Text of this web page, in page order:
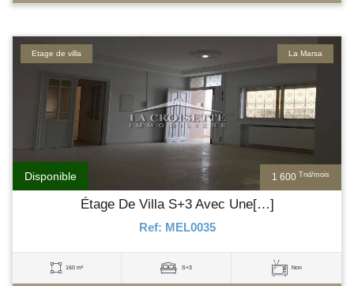
1 600 Tnd/mois
Disponible
La Marsa
Etage de villa
Étage De Villa S+3 Avec Une[…]
Ref: MEL0035
160 m² S+3 Non